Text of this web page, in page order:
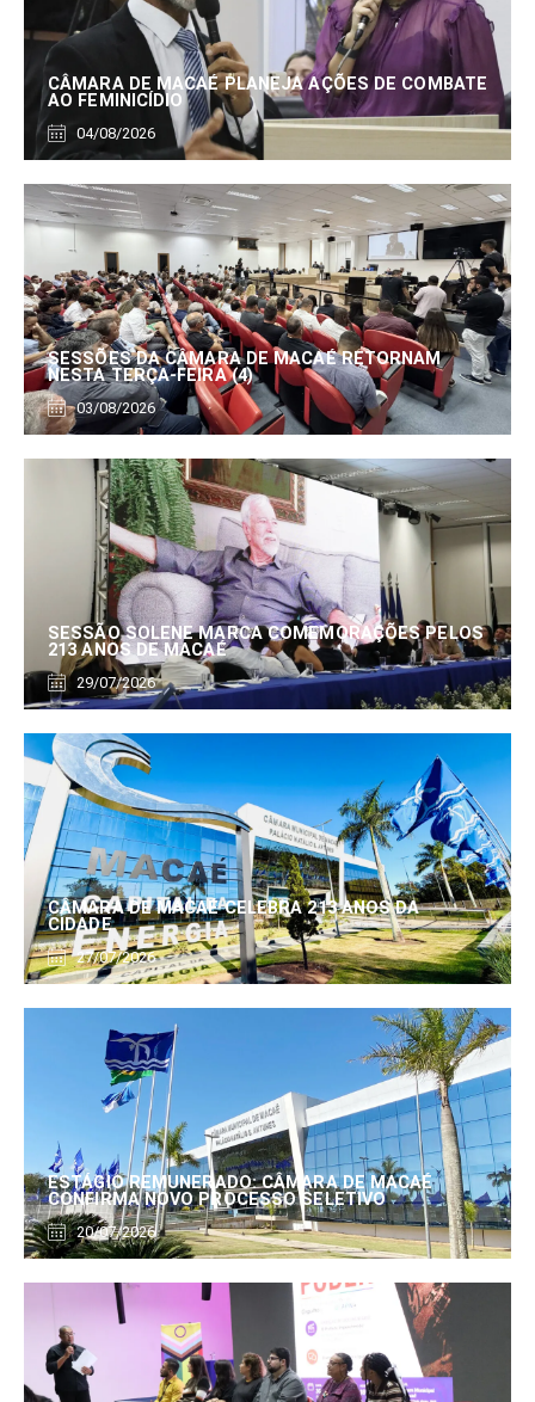
CÂMARA DE MACAÉ PLANEJA AÇÕES DE COMBATE
AO FEMINICÍDIO
04/08/2026
SESSÕES DA CÂMARA DE MACAÉ RETORNAM
NESTA TERÇA-FEIRA (4)
03/08/2026
SESSÃO SOLENE MARCA COMEMORAÇÕES PELOS
213 ANOS DE MACAÉ
29/07/2026
CÂMARA DE MACAÉ CELEBRA 213 ANOS DA
CIDADE
27/07/2026
ESTÁGIO REMUNERADO: CÂMARA DE MACAÉ
CONFIRMA NOVO PROCESSO SELETIVO
20/07/2026